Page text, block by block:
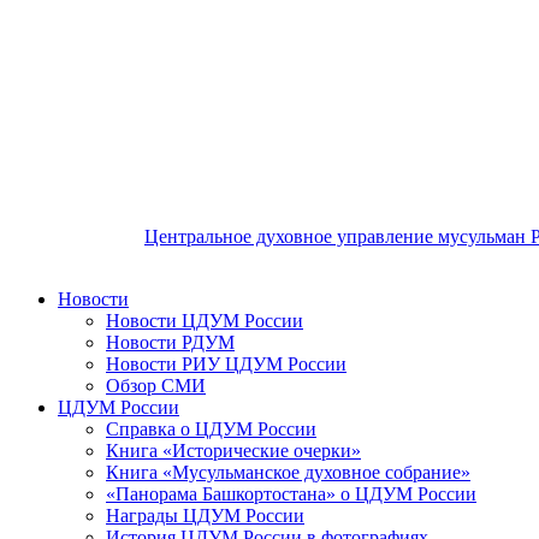
Центральное духовное управление мусульман
Новости
Новости ЦДУМ России
Новости РДУМ
Новости РИУ ЦДУМ России
Обзор СМИ
ЦДУМ России
Справка о ЦДУМ России
Книга «Исторические очерки»
Книга «Мусульманское духовное собрание»
«Панорама Башкортостана» о ЦДУМ России
Награды ЦДУМ России